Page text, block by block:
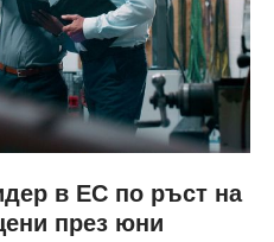
в ЕС по ръст на
през юни